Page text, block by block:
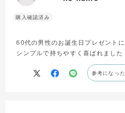
60代の男性のお誕生日プレゼントに
シンプルで持ちやすく喜ばれました
参考になった